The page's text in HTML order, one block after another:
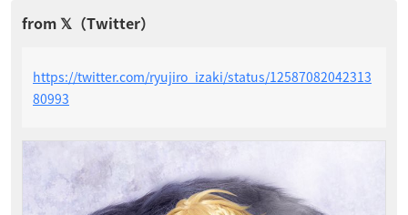
https://twitter.com/ryujiro_izaki/status/12587082042313
80993